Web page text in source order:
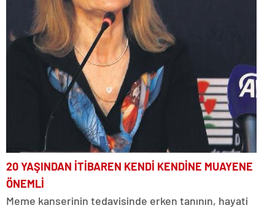
20 YAŞINDAN İTİBAREN KENDİ KENDİNE MUAYENE
ÖNEMLİ
Meme kanserinin tedavisinde erken tanının, hayati